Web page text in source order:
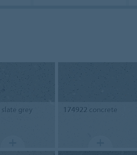
slate grey 174922 concrete